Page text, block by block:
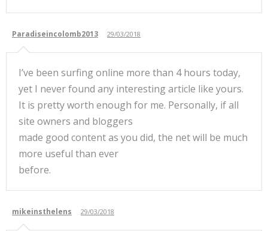
Paradiseincolomb2013 29/03/2018
I’ve been surfing online more than 4 hours today,
yet I never found any interesting article like yours.
It is pretty worth enough for me. Personally, if all
site owners and bloggers
made good content as you did, the net will be much
more useful than ever
before.
mikeinsthelens 29/03/2018